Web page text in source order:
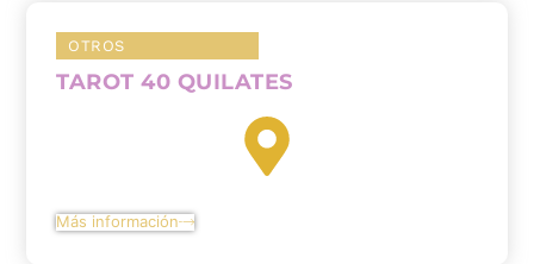
OTROS
TAROT 40 QUILATES
Más información